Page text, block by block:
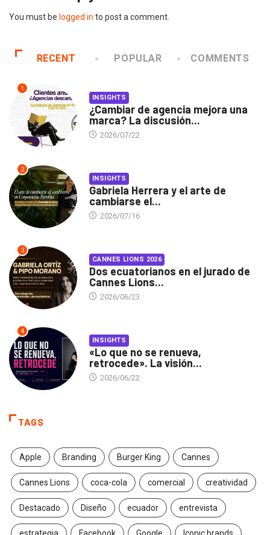
You must be logged in to post a comment.
RECENT POPULAR COMMENTS
1
INSIGHTS
¿Cambiar de agencia mejora una
marca? La discusión...
2026/07/22
2
INSIGHTS
Gabriela Herrera y el arte de
cambiarse el...
2026/07/16
3
CANNES LIONS 2026
Dos ecuatorianos en el jurado de
Cannes Lions...
2026/06/23
4
INSIGHTS
«Lo que no se renueva,
retrocede». La visión...
2026/06/22
TAGS
Apple Branding Burger King Cannes
Cannes Lions coca-cola comercial creatividad
Destacado Diseño ecuador entrevista
estrategia Facebook Google Iconic brands